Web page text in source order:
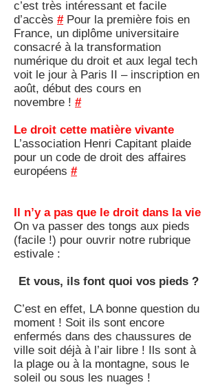
c’est très intéressant et facile
d’accès #Pour la première fois en
France, un diplôme universitaire
consacré à la transformation
numérique du droit et aux legal tech
voit le jour à Paris II – inscription en
août, début des cours en
novembre ! #
Le droit cette matière vivante
L’association Henri Capitant plaide
pour un code de droit des affaires
européens #
Il n’y a pas que le droit dans la vie
On va passer des tongs aux pieds
(facile !) pour ouvrir notre rubrique
estivale :
Et vous, ils font quoi vos pieds ?
C’est en effet, LA bonne question du
moment ! Soit ils sont encore
enfermés dans des chaussures de
ville soit déjà à l’air libre ! Ils sont à
la plage ou à la montagne, sous le
soleil ou sous les nuages !